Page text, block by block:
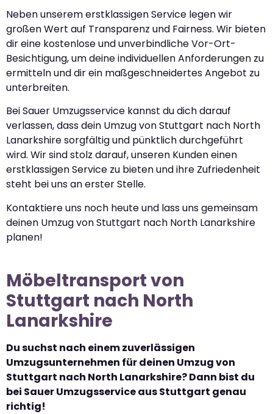
Neben unserem erstklassigen Service legen wir
großen Wert auf Transparenz und Fairness. Wir bieten
dir eine kostenlose und unverbindliche Vor-Ort-
Besichtigung, um deine individuellen Anforderungen zu
ermitteln und dir ein maßgeschneidertes Angebot zu
unterbreiten.
Bei Sauer Umzugsservice kannst du dich darauf
verlassen, dass dein Umzug von Stuttgart nach North
Lanarkshire sorgfältig und pünktlich durchgeführt
wird. Wir sind stolz darauf, unseren Kunden einen
erstklassigen Service zu bieten und ihre Zufriedenheit
steht bei uns an erster Stelle.
Kontaktiere uns noch heute und lass uns gemeinsam
deinen Umzug von Stuttgart nach North Lanarkshire
planen!
Möbeltransport von
Stuttgart nach North
Lanarkshire
Du suchst nach einem zuverlässigen
Umzugsunternehmen für deinen Umzug von
Stuttgart nach North Lanarkshire? Dann bist du
bei Sauer Umzugsservice aus Stuttgart genau
richtig!